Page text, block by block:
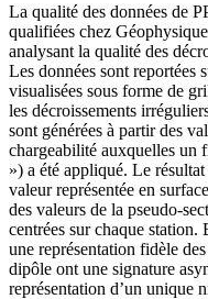
La qualité des données de
qualifiées chez
analysant la qualité des
Les données sont reportées
visualisées sous forme de
les décroissements
sont générées à partir des
chargeabilité auxquelles un
») a été appliqué. Le
valeur représentée en
des valeurs de la pseudo-
centrées sur chaque
une représentation fidèle
dipôle ont une signature
représentation d’un unique